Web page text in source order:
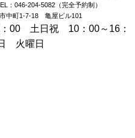
：046-204-5082（完全予約制）
中町1-7-18 亀屋ビル101
00 土日祝 10：00～16：
火曜日